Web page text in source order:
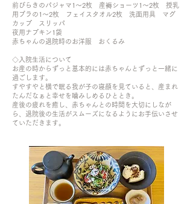
前びらきのパジャマ1〜2枚 産褥ショーツ1〜2枚 授乳
用ブラの1〜2枚 フェイスタオル2枚 洗面用具 マグ
カップ スリッパ
夜用ナプキン1袋
赤ちゃんの退院時のお洋服 おくるみ
◇入院生活について
お産の時からずっと基本的には赤ちゃんとずっと一緒に
過ごします。
すやすやと横で眠る我が子の寝顔を見ていると、産まれ
たんだなぁと幸せを噛みしめるひととき。
産後の疲れを癒し、赤ちゃんとの時間を大切にしなが
ら、退院後の生活がスムーズになるようにお手伝いさせ
ていただきます。